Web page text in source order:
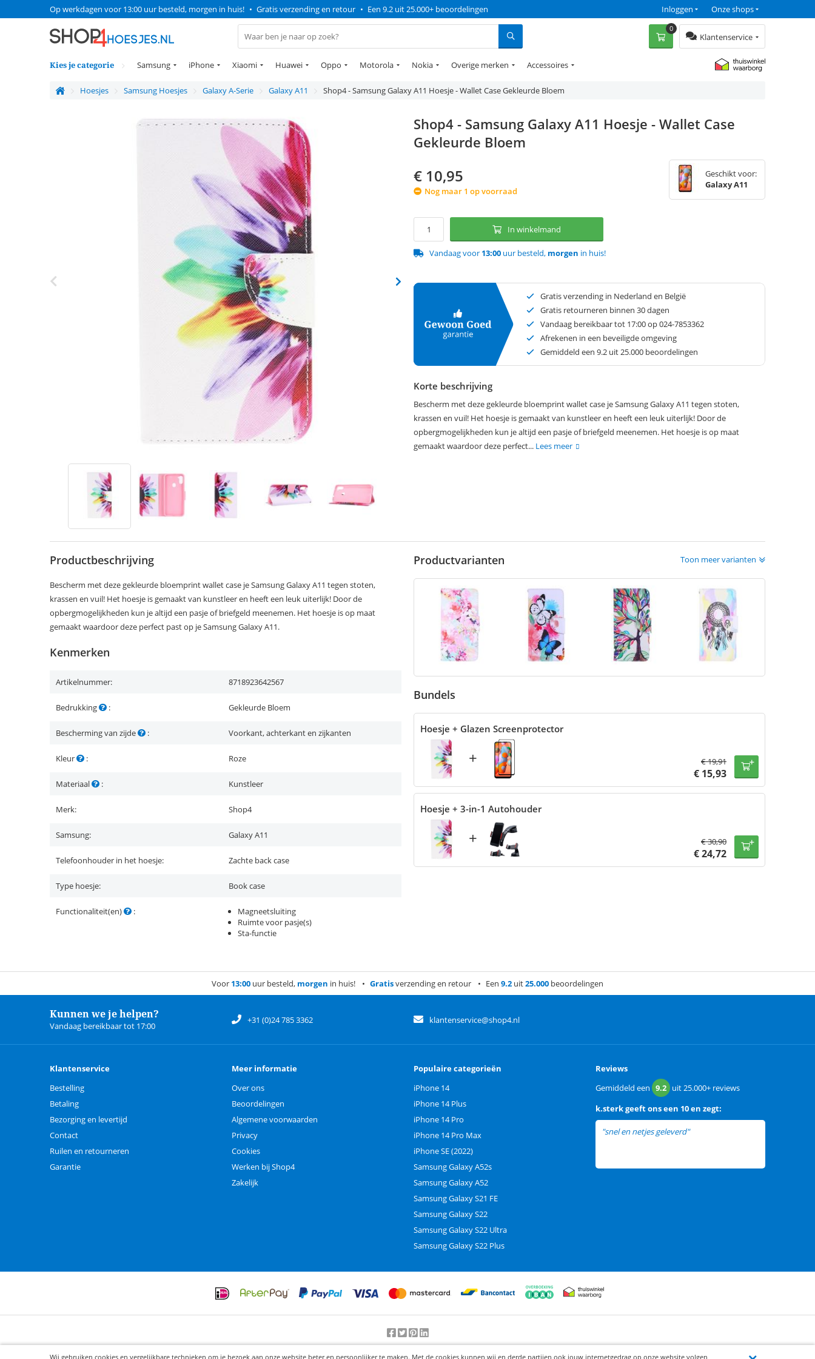
Op werkdagen voor 13:00 uur besteld, morgen in huis! • Gratis verzending en retour • Een 9.2 uit 25.000+ beoordelingen Onze shops
Inloggen
Klantenservice
0
Kies je categorie Samsung iPhone Xiaomi Huawei Oppo Motorola Nokia Overige merken Accessoires
Hoesjes Samsung Hoesjes Galaxy A-Serie Galaxy A11 Shop4 - Samsung Galaxy A11 Hoesje - Wallet Case Gekleurde Bloem
Shop4 - Samsung Galaxy A11 Hoesje - Wallet Case
Gekleurde Bloem
€ 10,95
Nog maar 1 op voorraad
Geschikt voor:
Galaxy A11
In winkelmand
Vandaag voor 13:00 uur besteld, morgen in huis!
Gratis verzending in Nederland en België
Gratis retourneren binnen 30 dagen
Vandaag bereikbaar tot 17:00 op 024-7853362
Afrekenen in een beveiligde omgeving
Gemiddeld een 9.2 uit 25.000 beoordelingen
Korte beschrijving
Bescherm met deze gekleurde bloemprint wallet case je Samsung Galaxy A11 tegen stoten,
krassen en vuil! Het hoesje is gemaakt van kunstleer en heeft een leuk uiterlijk! Door de
opbergmogelijkheden kun je altijd een pasje of briefgeld meenemen. Het hoesje is op maat
gemaakt waardoor deze perfect... Lees meer
Productbeschrijving
Bescherm met deze gekleurde bloemprint wallet case je Samsung Galaxy A11 tegen stoten,
krassen en vuil! Het hoesje is gemaakt van kunstleer en heeft een leuk uiterlijk! Door de
opbergmogelijkheden kun je altijd een pasje of briefgeld meenemen. Het hoesje is op maat
gemaakt waardoor deze perfect past op je Samsung Galaxy A11.
Kenmerken
Artikelnummer: 8718923642567
Bedrukking : Gekleurde Bloem
Bescherming van zijde : Voorkant, achterkant en zijkanten
Kleur : Roze
Materiaal : Kunstleer
Merk: Shop4
Samsung: Galaxy A11
Telefoonhouder in het hoesje: Zachte back case
Type hoesje: Book case
Functionaliteit(en) :
Magneetsluiting
Ruimte voor pasje(s)
Sta-functie
Productvarianten Toon meer varianten
Bundels
Hoesje + Glazen Screenprotector
+ €19,91
€ 15,93
Hoesje + 3-in-1 Autohouder
+ €30,90
€24,72
Voor 13:00 uur besteld, morgen in huis! Gratisverzending en retour Een 9.2 uit25.000 beoordelingen
Kunnen we je helpen?
Vandaag bereikbaar tot 17:00
+31 (0)24 785 3362 klantenservice@shop4.nl
Klantenservice
Bestelling
Betaling
Bezorging en levertijd
Contact
Ruilen en retourneren
Garantie
Meer informatie
Over ons
Beoordelingen
Algemene voorwaarden
Privacy
Cookies
Werken bij Shop4
Zakelijk
Populaire categorieën
iPhone 14
iPhone 14 Plus
iPhone 14 Pro
iPhone 14 Pro Max
iPhone SE (2022)
Samsung Galaxy A52s
Samsung Galaxy A52
Samsung Galaxy S21 FE
Samsung Galaxy S22
Samsung Galaxy S22 Ultra
Samsung Galaxy S22 Plus
Reviews
Gemiddeld een 9.2 uit25.000+ reviews
k.sterkgeeft ons een 10 en zegt:
"snel en netjes geleverd"
Beoordeling door klanten:9.2/10-25000beoordelingen
Wij gebruiken cookies en vergelijkbare technieken om je bezoek aan onze website beter en persoonlijker te maken. Met de cookies kunnen wij en derde partijen ook jouw internetgedrag op onze website volgen,